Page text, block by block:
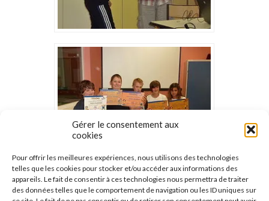
Gérer le consentement aux
cookies
Pour offrir les meilleures expériences, nous utilisons des technologies
telles que les cookies pour stocker et/ou accéder aux informations des
appareils. Le fait de consentir à ces technologies nous permettra de traiter
des données telles que le comportement de navigation ou les ID uniques sur